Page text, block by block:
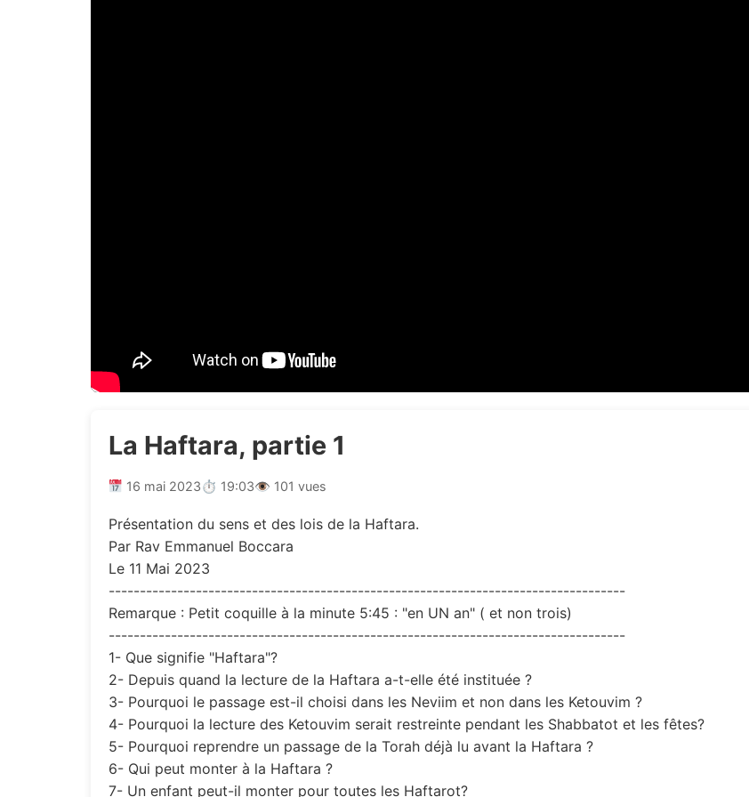
La Haftara, partie 1
16 mai 2023⏱ 19:03👁 101 vues
Présentation du sens et des lois de la Haftara.
Par Rav Emmanuel Boccara
Le 11 Mai 2023
-----------------------------------------------------------------------------------
Remarque : Petit coquille à la minute 5:45 : "en UN an" ( et non trois)
-----------------------------------------------------------------------------------
1- Que signifie "Haftara"?
2- Depuis quand la lecture de la Haftara a-t-elle été instituée ?
3- Pourquoi le passage est-il choisi dans les Neviim et non dans les Ketouvim ?
4- Pourquoi la lecture des Ketouvim serait restreinte pendant les Shabbatot et les fêtes?
5- Pourquoi reprendre un passage de la Torah déjà lu avant la Haftara ?
6- Qui peut monter à la Haftara ?
7- Un enfant peut-il monter pour toutes les Haftarot?